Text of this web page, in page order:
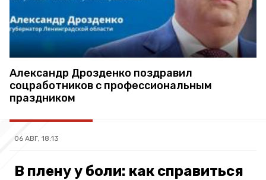
Александр Дрозденко поздравил
соцработников с профессиональным
праздником
06 АВГ, 18:13
В плену у боли: как справиться